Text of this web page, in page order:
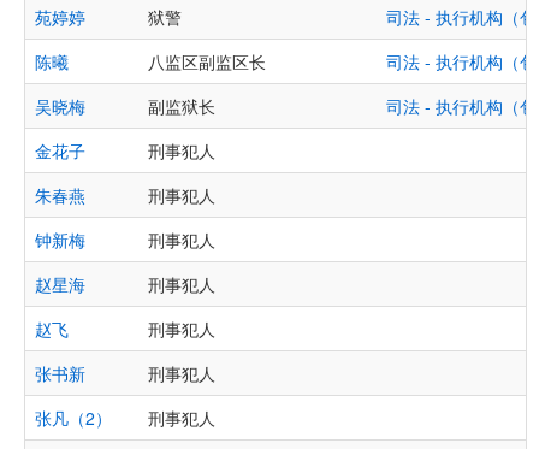
苑婷婷
狱警
司法 - 执行机构（
陈曦
八监区副监区长
司法 - 执行机构（
吴晓梅
副监狱长
司法 - 执行机构（
金花子
刑事犯人
朱春燕
刑事犯人
钟新梅
刑事犯人
赵星海
刑事犯人
赵飞
刑事犯人
张书新
刑事犯人
张凡（2）
刑事犯人